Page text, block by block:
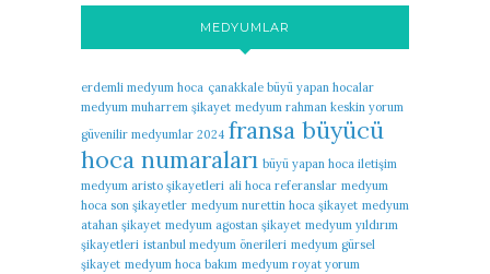
MEDYUMLAR
erdemli medyum hoca çanakkale büyü yapan hocalar
medyum muharrem şikayet medyum rahman keskin yorum
güvenilir medyumlar 2024 fransa büyücü
hoca numaraları büyü yapan hoca iletişim
medyum aristo şikayetleri ali hoca referanslar medyum
hoca son şikayetler medyum nurettin hoca şikayet medyum
atahan şikayet medyum agostan şikayet medyum yıldırım
şikayetleri istanbul medyum önerileri medyum gürsel
şikayet medyum hoca bakım medyum royat yorum